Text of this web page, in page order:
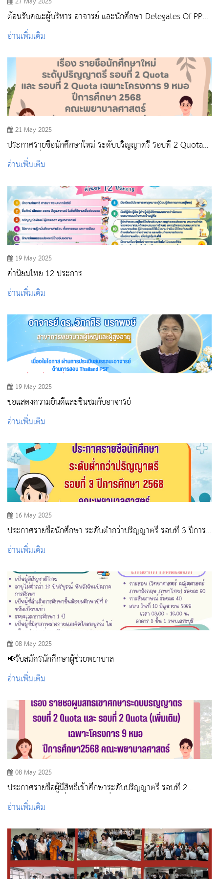
ต้อนรับคณะผู้บริหาร อาจารย์ และนักศึกษา Delegates Of PPNI
อ่านเพิ่มเติม
21 May 2025
ประกาศรายชื่อนักศึกษาใหม่ ระดับปริญญาตรี รอบที่ 2 Quota
และ รอบที่ 2 Quota เฉพาะโครงการ 9 หมอ ปีการศึกษา 2568
อ่านเพิ่มเติม
19 May 2025
ค่านิยมไทย 12 ประการ
อ่านเพิ่มเติม
19 May 2025
ขอแสดงความยินดีและชื่นชมกับอาจารย์
อ่านเพิ่มเติม
16 May 2025
ประกาศรายชื่อนักศึกษา ระดับต่ำกว่าปริญญาตรี รอบที่ 3 ปีการ
ศึกษา 2568 คณะพยาบาลศาสตร์ หลักสูตรประกาศนียบัตรผู้ช่วย
พยาบาล
อ่านเพิ่มเติม
08 May 2025
📢รับสมัครนักศึกษาผู้ช่วยพยาบาล
อ่านเพิ่มเติม
08 May 2025
ประกาศรายชื่อผู้มีสิทธิ์เข้าศึกษาระดับปริญญาตรี รอบที่ 2
Quota และ รอบที่ 2 Quota (เพิ่มเติม) เฉพาะโครงการ 9 หมอ ปี
การศึกษา2568
อ่านเพิ่มเติม